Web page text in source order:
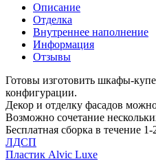
Описание
Отделка
Внутреннее наполнение
Информация
Отзывы
Готовы изготовить шкафы-
конфигурации.
Декор и отделку фасадов
Возможно сочетание
Бесплатная сборка в течение
ЛДСП
Пластик Alvic Luxe